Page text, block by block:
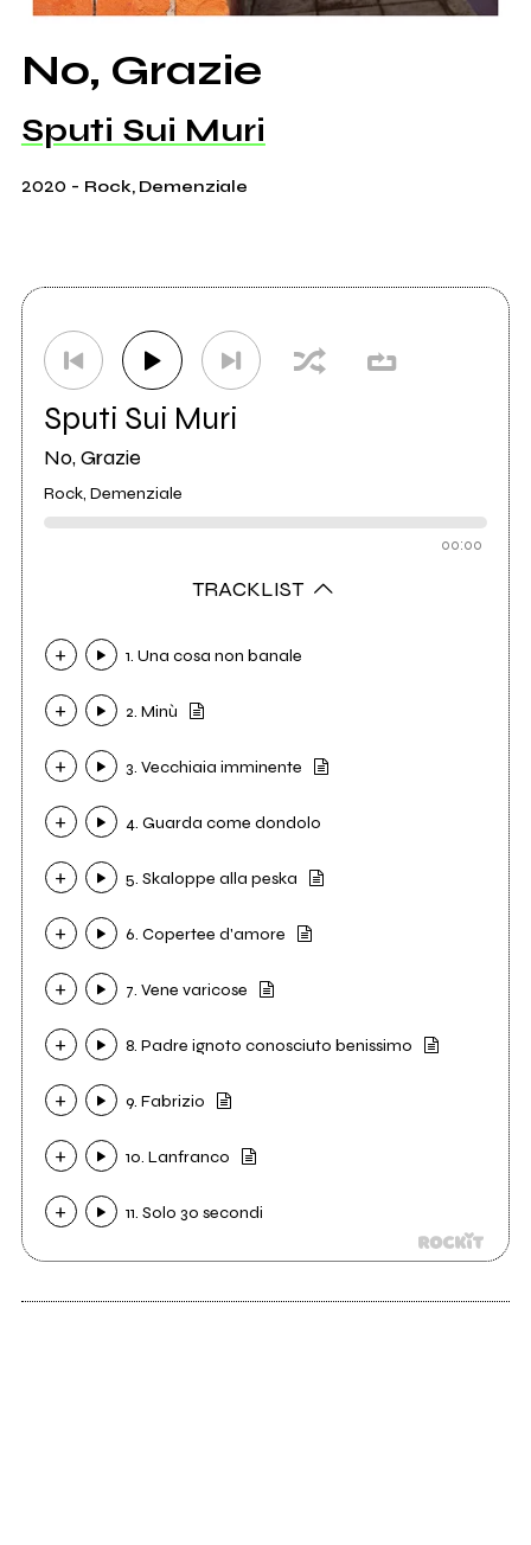
No, Grazie
Sputi Sui Muri
2020- Rock, Demenziale
Sputi Sui Muri
No, Grazie
Rock, Demenziale
00:00
TRACKLIST
1. Una cosa non banale
2. Minù
3. Vecchiaia imminente
4. Guarda come dondolo
5. Skaloppe alla peska
6. Copertee d'amore
7. Vene varicose
8. Padre ignoto conosciuto benissimo
9. Fabrizio
10. Lanfranco
11. Solo 30 secondi